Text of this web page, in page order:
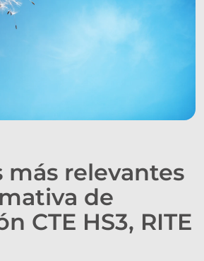
más relevantes
de
CTE HS3, RITE